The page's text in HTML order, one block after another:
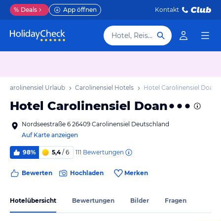
% Deals App öffnen Kontakt
Hotel, Reiseziel
Carolinensiel Urlaub Carolinensiel Hotels Hotel Carolinensiel Doan
Hotel Carolinensiel Doan
Nordseestraße 6 26409 Carolinensiel Deutschland
Auf Karte anzeigen
98% 5,4/ 6 111 Bewertungen
Bewerten Hochladen Merken
Hotelübersicht Bewertungen Bilder Fragen